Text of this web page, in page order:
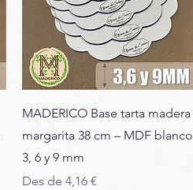
MADERICO Base tarta madera
margarita 38 cm – MDF blanco
3, 6 y 9 mm
Des de 4,16 €
Preu d'oferta